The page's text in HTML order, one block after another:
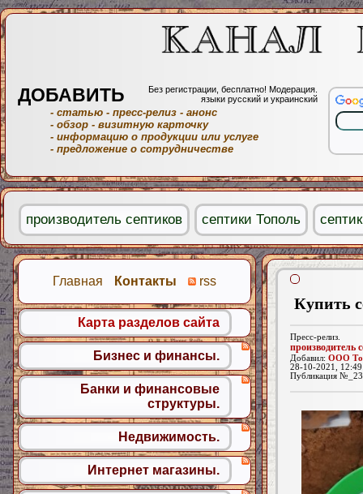
Купить
Пресс-релиз.
производитель
Добавил: ООО
28-10-2021,
Публикация
Главная Контакты rss
Карта разделов сайта
Бизнес и финансы.
Банки и финансовые
структуры.
Недвижимость.
Интернет магазины.
ДОБАВИТЬ
Без регистрации, бесплатно! Модерация.
языки русский и украинский
- статью - пресс-релиз - анонс
- обзор - визитную карточку
- информацию о продукции или услуге
- предложение о сотрудничестве
производитель септиков септики Тополь